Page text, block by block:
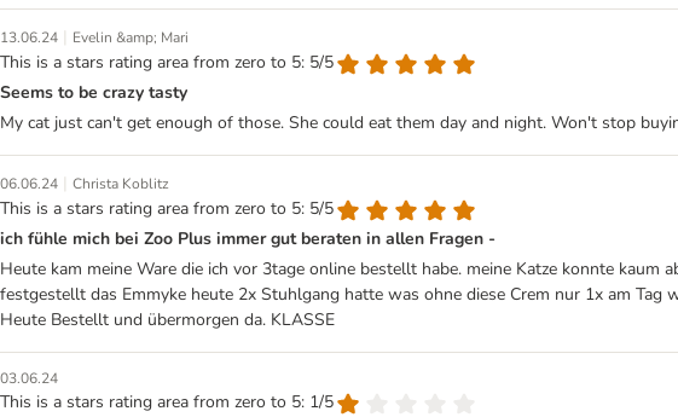
13.06.24 | Evelin &amp; Mari
This is a stars rating area from zero to 5: 5/5
Seems to be crazy tasty
My cat just can't get enough of those. She could eat them day and night. Won't stop
06.06.24 | Christa Koblitz
This is a stars rating area from zero to 5: 5/5
ich fühle mich bei Zoo Plus immer gut beraten in allen Fragen -
Heute kam meine Ware die ich vor 3tage online bestellt habe. meine Katze konnte
festgestellt das Emmyke heute 2x Stuhlgang hatte was ohne diese Crem nur 1x am
Heute Bestellt und übermorgen da. KLASSE
03.06.24
This is a stars rating area from zero to 5: 1/5